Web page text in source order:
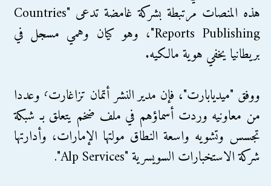
هذه المنصات مرتبطة بشركة غامضة تدعى "Countries
Reports Publishing"، وهو كيان وهمي مسجل في
بريطانيا يخفي هوية مالكيه.
ووفق "ميديابارت"، فإن مدير النشر أتمان تزاغارت٬ وعددا
من معاونيه وردت أسماؤهم في ملف ضخم يتعلق بـ شبكة
تجسس وتشويه واسعة النطاق مولتها الإمارات، وأدارتها
شركة الاستخبارات السويسرية "Alp Services".